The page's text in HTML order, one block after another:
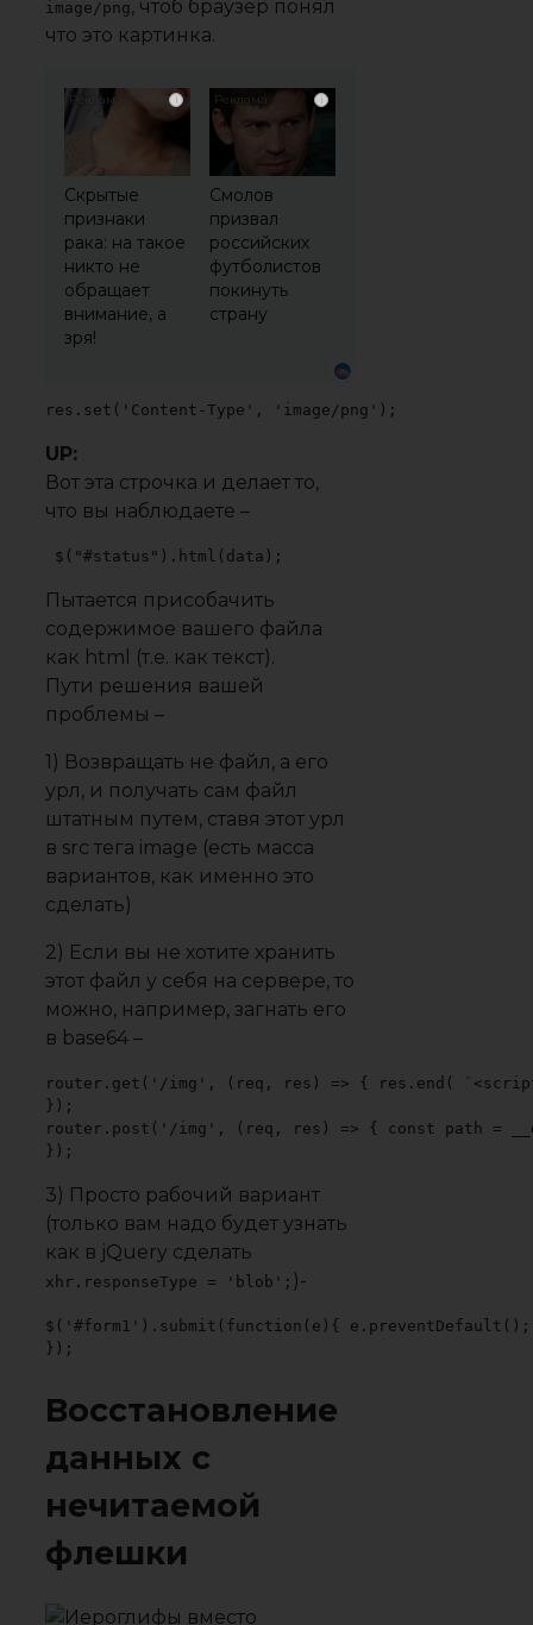
image/png, чтоб браузер понял
что это картинка.
i
Скрытые
признаки
рака: на такое
никто не
обращает
внимание, а
зря!
i
Смолов
призвал
российских
футболистов
покинуть
страну
res.set('Content-Type', 'image/png');
UP:
Вот эта строчка и делает то,
что вы наблюдаете –
$("#status").html(data);
Пытается присобачить
содержимое вашего файла
как html (т.е. как текст).
Пути решения вашей
проблемы –
1) Возвращать не файл, а его
урл, и получать сам файл
штатным путем, ставя этот урл
в src тега image (есть масса
вариантов, как именно это
сделать)
2) Если вы не хотите хранить
этот файл у себя на сервере, то
можно, например, загнать его
в base64 –
router.get('/img', (req, res) => { res.end(
});
router.post('/img', (req, res) => { const path =
});
3) Просто рабочий вариант
(только вам надо будет узнать
как в jQuery сделать
xhr.responseType = 'blob'; )-
$('#form1').submit(function(e){ e.preventDefault();
});
Восстановление
данных с
нечитаемой
флешки